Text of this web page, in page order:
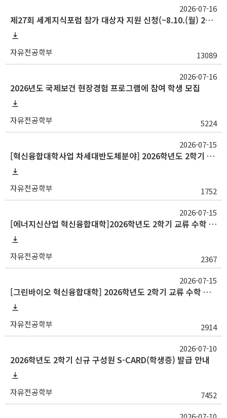
제27회 세계지식포럼 참가 대상자 지원 신청(~8.10.(월) 23:59)
자유전공학부 13089
2026-07-16
2026년도 국제보건 현장경험 프로그램에 참여 학생 모집
자유전공학부 5224
2026-07-16
[혁신융합대학사업 차세대반도체분야] 2026학년도 2학기 교류 수학 안내(중앙대, 대구대)
자유전공학부 1752
2026-07-15
[에너지신산업 혁신융합대학]2026학년도 2학기 교류 수학 안내(고려대, 부산대, 한양대)
자유전공학부 2367
2026-07-15
[그린바이오 혁신융합대학] 2026학년도 2학기 교류 수학 안내(충남대)
자유전공학부 2914
2026-07-15
2026학년도 2학기 신규 구성원 S-CARD(학생증) 발급 안내
자유전공학부 7452
2026-07-10